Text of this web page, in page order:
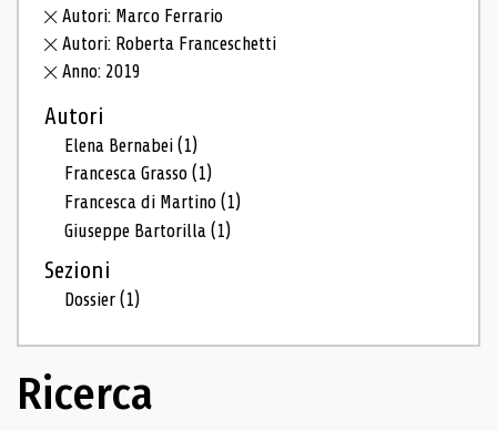
Autori: Marco Ferrario
Autori: Roberta Franceschetti
Anno: 2019
Autori
Elena Bernabei(1)
Francesca Grasso(1)
Francesca di Martino(1)
Giuseppe Bartorilla(1)
Sezioni
Dossier(1)
Ricerca